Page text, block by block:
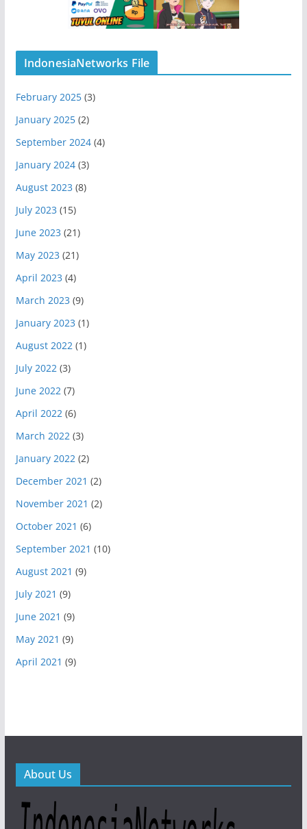
IndonesiaNetworks File
February 2025(3)
January 2025(2)
September 2024(4)
January 2024(3)
August 2023 (8)
July 2023 (15)
June 2023 (21)
May 2023 (21)
April 2023 (4)
March 2023 (9)
January 2023 (1)
August 2022(1)
July 2022(3)
June 2022(7)
April 2022(6)
March 2022(3)
January 2022(2)
December 2021 (2)
November 2021 (2)
October 2021 (6)
September 2021 (10)
August 2021 (9)
July 2021 (9)
June 2021 (9)
May 2021 (9)
April 2021 (9)
About Us